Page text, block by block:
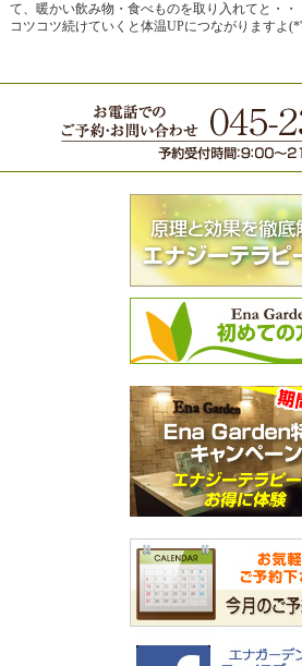
て、暖かい飲み物・食べものを取り入れてと・
コツコツ続けていくと体温UPにつながりますよ